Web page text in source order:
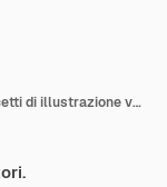
Momenti della vita reale in famiglia concetti di illustrazione vettoriale